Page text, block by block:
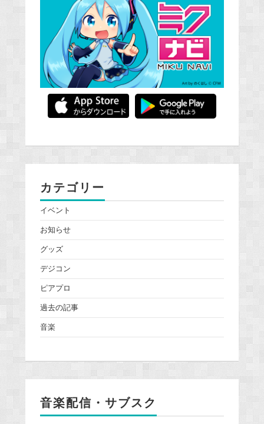
カテゴリー
イベント
お知らせ
グッズ
デジコン
ピアプロ
過去の記事
音楽
音楽配信・サブスク